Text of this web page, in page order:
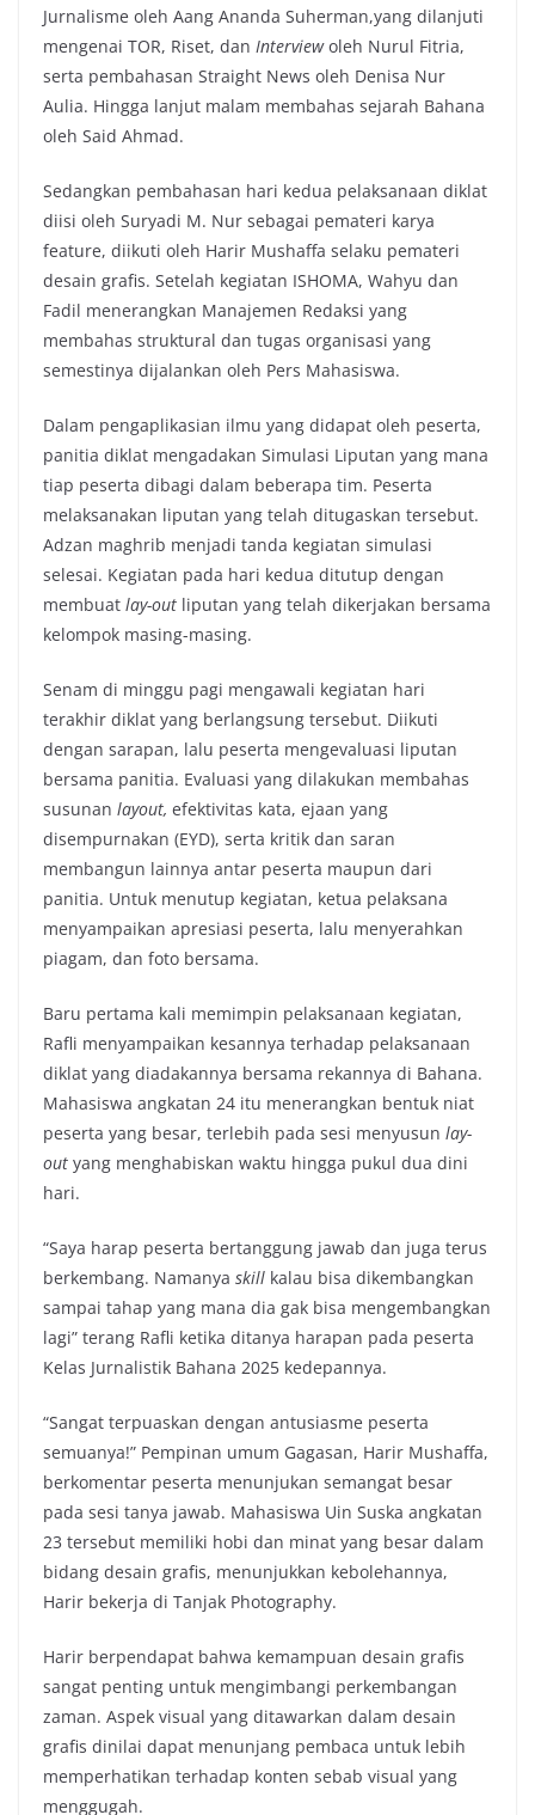
Jurnalisme oleh Aang Ananda Suherman,yang dilanjuti
mengenai TOR, Riset, dan Interviewoleh Nurul Fitria,
serta pembahasan Straight News oleh Denisa Nur
Aulia. Hingga lanjut malam membahas sejarah Bahana
oleh Said Ahmad.
Sedangkan pembahasan hari kedua pelaksanaan diklat
diisi oleh Suryadi M. Nur sebagai pemateri karya
feature, diikuti oleh Harir Mushaffa selaku pemateri
desain grafis. Setelah kegiatan ISHOMA, Wahyu dan
Fadil menerangkan Manajemen Redaksi yang
membahas struktural dan tugas organisasi yang
semestinya dijalankan oleh Pers Mahasiswa.
Dalam pengaplikasian ilmu yang didapat oleh peserta,
panitia diklat mengadakan Simulasi Liputan yang mana
tiap peserta dibagi dalam beberapa tim. Peserta
melaksanakan liputan yang telah ditugaskan tersebut.
Adzan maghrib menjadi tanda kegiatan simulasi
selesai. Kegiatan pada hari kedua ditutup dengan
membuat lay-out liputan yang telah dikerjakan bersama
kelompok masing-masing.
Senam di minggu pagi mengawali kegiatan hari
terakhir diklat yang berlangsung tersebut. Diikuti
dengan sarapan, lalu peserta mengevaluasi liputan
bersama panitia. Evaluasi yang dilakukan membahas
susunan layout, efektivitas kata, ejaan yang
disempurnakan (EYD), serta kritik dan saran
membangun lainnya antar peserta maupun dari
panitia. Untuk menutup kegiatan, ketua pelaksana
menyampaikan apresiasi peserta, lalu menyerahkan
piagam, dan foto bersama.
Baru pertama kali memimpin pelaksanaan kegiatan,
Rafli menyampaikan kesannya terhadap pelaksanaan
diklat yang diadakannya bersama rekannya di Bahana.
Mahasiswa angkatan 24 itu menerangkan bentuk niat
peserta yang besar, terlebih pada sesi menyusun lay-
out yang menghabiskan waktu hingga pukul dua dini
hari.
“Saya harap peserta bertanggung jawab dan juga terus
berkembang. Namanya skill kalau bisa dikembangkan
sampai tahap yang mana dia gak bisa mengembangkan
lagi” terang Rafli ketika ditanya harapan pada peserta
Kelas Jurnalistik Bahana 2025 kedepannya.
“Sangat terpuaskan dengan antusiasme peserta
semuanya!” Pempinan umum Gagasan, Harir Mushaffa,
berkomentar peserta menunjukan semangat besar
pada sesi tanya jawab. Mahasiswa Uin Suska angkatan
23 tersebut memiliki hobi dan minat yang besar dalam
bidang desain grafis, menunjukkan kebolehannya,
Harir bekerja di Tanjak Photography.
Harir berpendapat bahwa kemampuan desain grafis
sangat penting untuk mengimbangi perkembangan
zaman. Aspek visual yang ditawarkan dalam desain
grafis dinilai dapat menunjang pembaca untuk lebih
memperhatikan terhadap konten sebab visual yang
menggugah.